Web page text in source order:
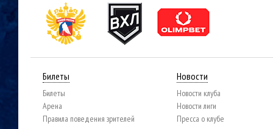
Билеты
Билеты
Арена
Правила поведения зрителей
Новости
Новости клуба
Новости лиги
Пресса о клубе